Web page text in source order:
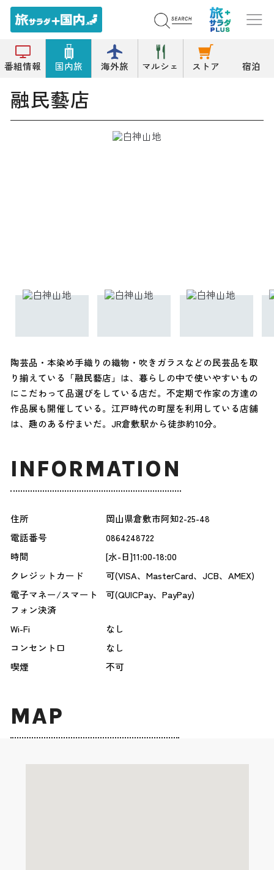
番組情報 国内旅 海外旅 マルシェ ストア 宿泊
トップ お土産 融民藝店
融民藝店
陶芸品・本染め手織りの織物・吹きガラスなどの民芸品を取
り揃えている「融民藝店」は、暮らしの中で使いやすいもの
にこだわって品選びをしている店だ。不定期で作家の方達の
作品展も開催している。江戸時代の町屋を利用している店舗
は、趣のある佇まいだ。JR倉敷駅から徒歩約10分。
INFORMATION
住所
岡山県倉敷市阿知2-25-48
電話番号
0864248722
時間
[水-日]11:00-18:00
クレジットカード
可(VISA、MasterCard、JCB、AMEX)
電子マネー/スマート
フォン決済
可(QUICPay、PayPay)
Wi-Fi
なし
コンセント口
なし
喫煙
不可
MAP